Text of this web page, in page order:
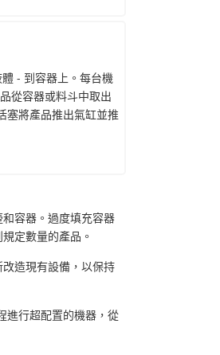
- 到容器上。每台機
從容器或料斗中取出
塞將產品推出氣缸並推
容器。過度填充容器
定數量的產品。
造現有設備，以保持
進行超配置的機器，從